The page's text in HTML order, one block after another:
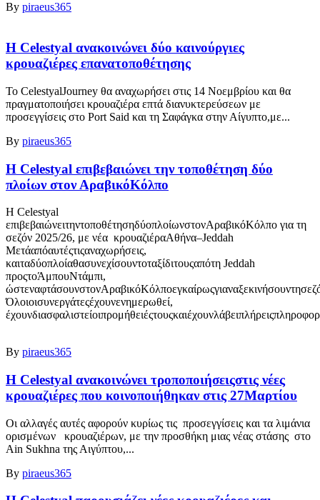
By piraeus365
H Celestyal ανακοινώνει δύο καινούργιες
κρουαζιέρες επανατοποθέτησης
Το CelestyalJourney θα αναχωρήσει στις 14 Νοεμβρίου και θα
πραγματοποιήσει κρουαζιέρα επτά διανυκτερεύσεων με
προσεγγίσεις στο Port Said και τη Σαφάγκα στην Αίγυπτο,με...
By piraeus365
Η Celestyal επιβεβαιώνει την τοποθέτηση δύο
πλοίων στον ΑραβικόΚόλπο
Η Celestyal
επιβεβαιώνειτηντοποθέτησηδύοπλοίωνστονΑραβικόΚόλπο για τη
σεζόν 2025/26, με νέα κρουαζιέραΑθήνα–Jeddah
Μετάαπόαυτέςτιςαναχωρήσεις,
καιταδύοπλοίαθασυνεχίσουντοταξίδιτουςαπότη Jeddah
προςτοΆμπουΝτάμπι,
Όλοιοισυνεργάτεςέχουνενημερωθεί,
By piraeus365
Η Celestyal ανακοινώνει τροποποιήσειςστις νέες
κρουαζιέρες που κοινοποιήθηκαν στις 27Μαρτίου
Οι αλλαγές αυτές αφορούν κυρίως τις προσεγγίσεις και τα λιμάνια
ορισμένων κρουαζιέρων, με την προσθήκη μιας νέας στάσης στο
Ain Sukhna της Αιγύπτου,...
By piraeus365